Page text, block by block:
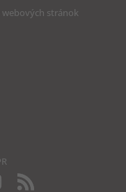
webových stránok